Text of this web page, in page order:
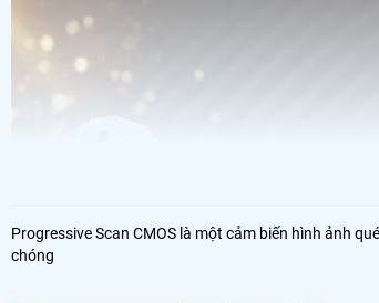
Progressive Scan CMOS là một cảm biến hình ảnh
chóng